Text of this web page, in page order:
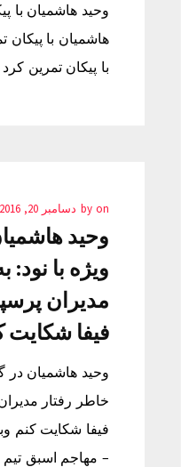
وحید هاشمیان با
هاشمیان با پیکان
با پیکان تمرین کرد
by on دسامبر 20, 2016
وحید
ویژه با نود:
مدیران
فیفا شکایت
وحید هاشمیان در
خاطر رفتار
فیفا شکایت کنم
– مهاجم اسبق